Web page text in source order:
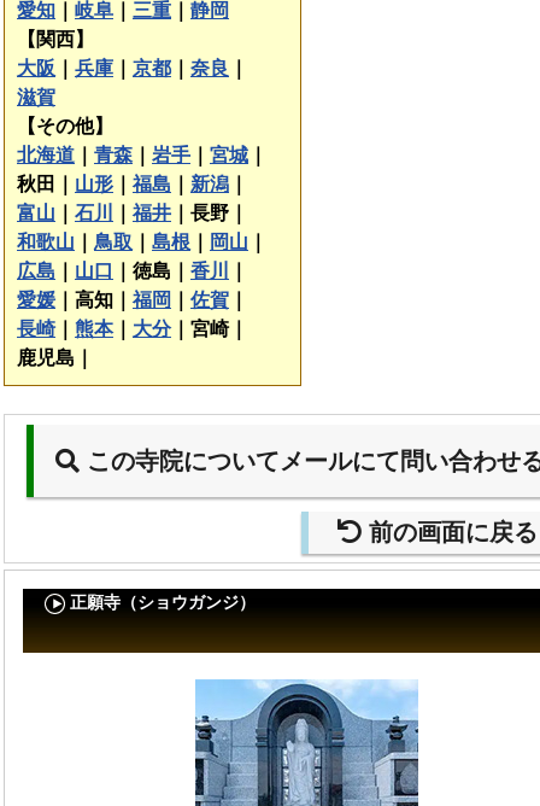
愛知
岐阜 三重
静岡
【関西】
大阪
兵庫 京都 奈良
滋賀
【その他】
北海道
青森 岩手 宮城
秋田｜ 山形 福島 新潟
富山
石川 福井
長野｜
和歌山
鳥取 島根 岡山
広島
山口 徳島｜ 香川
愛媛
高知｜ 福岡 佐賀
長崎｜ 熊本｜ 大分｜ 宮崎｜
鹿児島｜
この寺院についてメールにて問い合わせ
前の画面に戻る
正願寺（ショウガンジ）